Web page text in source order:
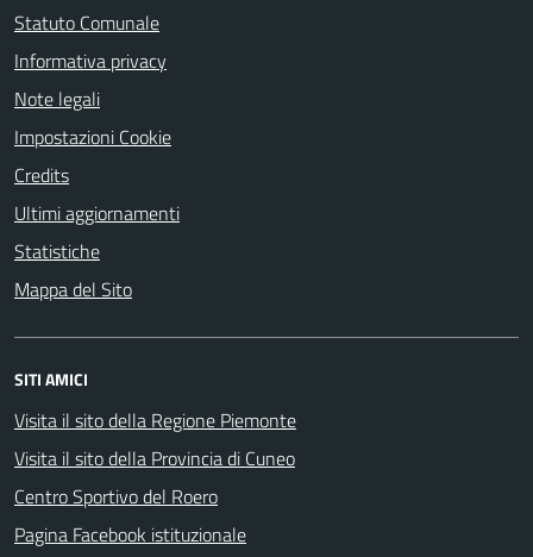
Statuto Comunale
Informativa privacy
Note legali
Impostazioni Cookie
Credits
Ultimi aggiornamenti
Statistiche
Mappa del Sito
SITI AMICI
Visita il sito della Regione Piemonte
Visita il sito della Provincia di Cuneo
Centro Sportivo del Roero
Pagina Facebook istituzionale